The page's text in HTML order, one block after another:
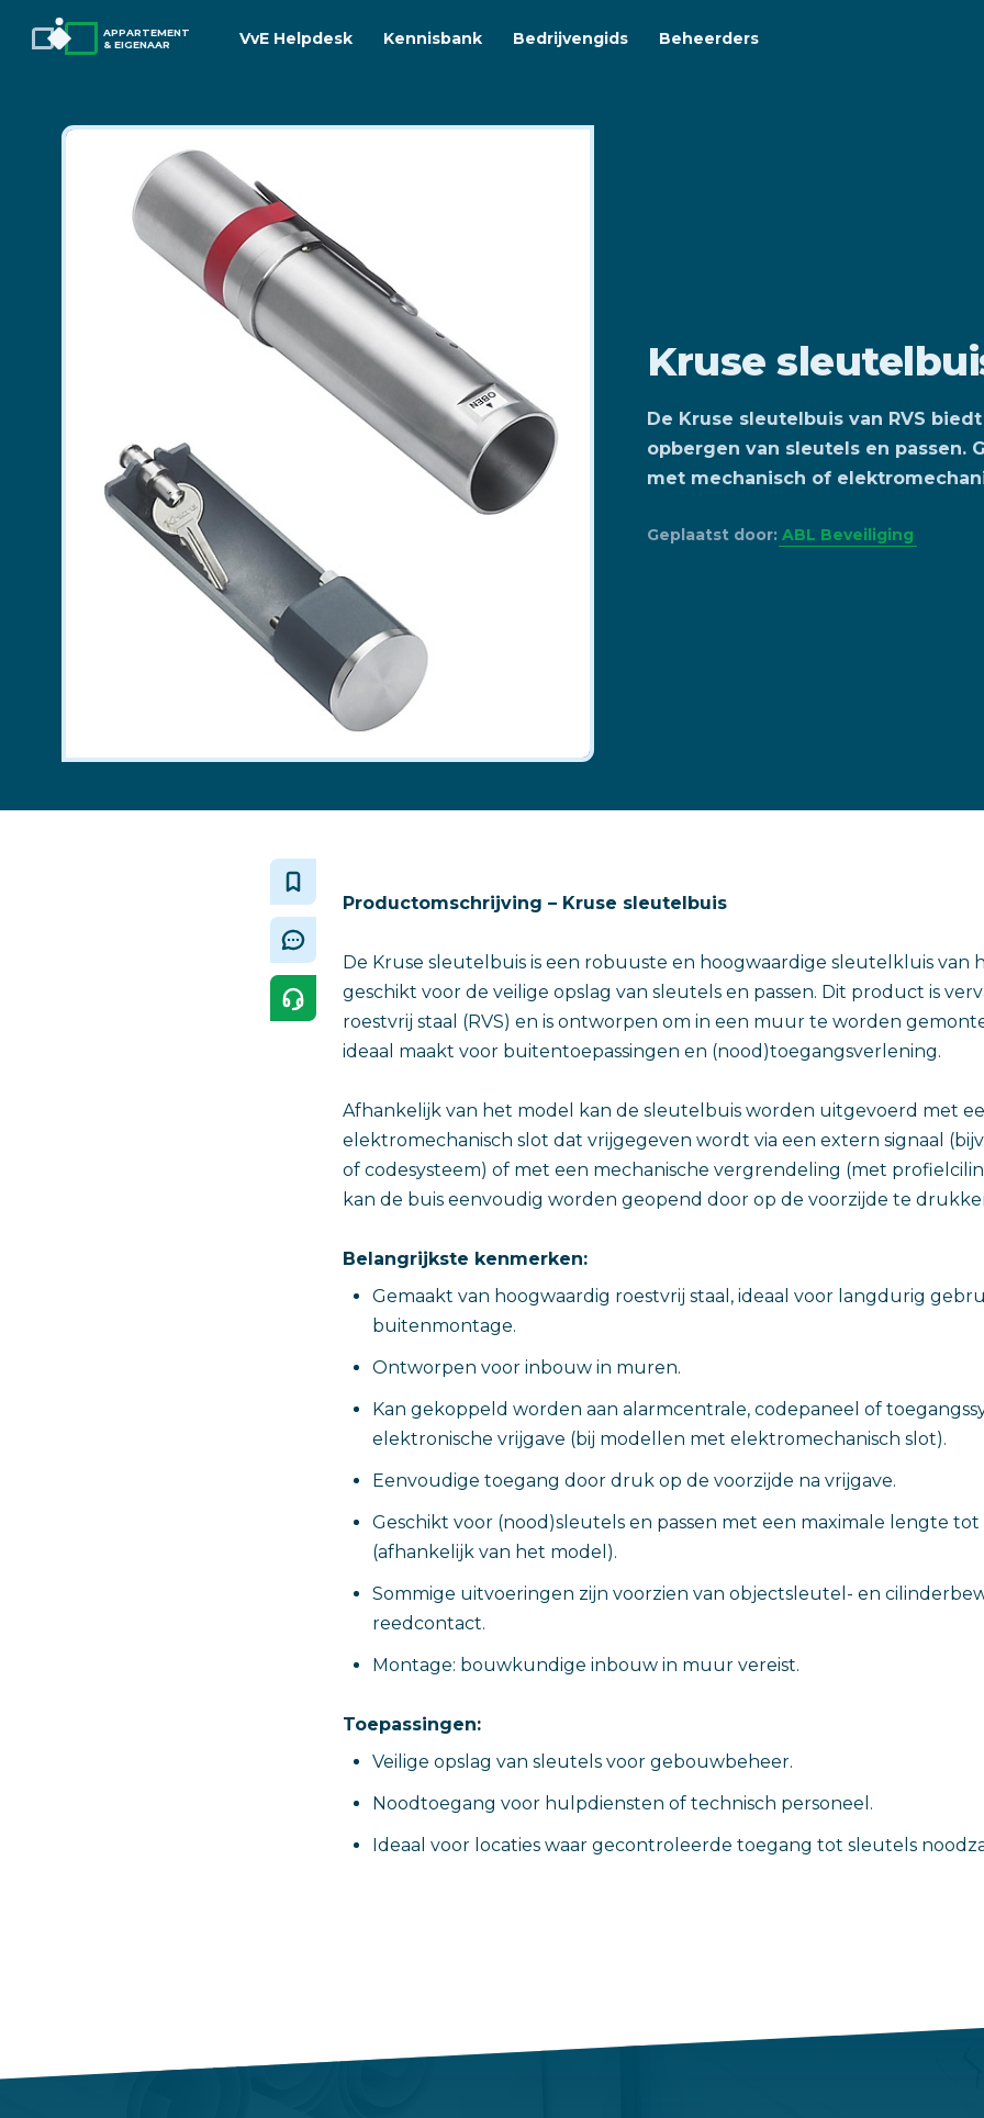
APPARTEMENT
& EIGENAAR
VvE Helpdesk Kennisbank Bedrijvengids Beheerders
Kruse
De Kruse sleutelbuis van RVS
opbergen van sleutels en passen.
met mechanisch of
Geplaatst door:ABL Beveiliging
Productomschrijving – Kruse sleutelbuis
De Kruse sleutelbuis is een robuuste en hoogwaardige sleutelkluis van
geschikt voor de veilige opslag van sleutels en passen. Dit product is
roestvrij staal (RVS) en is ontworpen om in een muur te worden
ideaal maakt voor buitentoepassingen en (nood)toegangsverlening.
Afhankelijk van het model kan de sleutelbuis worden uitgevoerd met
elektromechanisch slot dat vrijgegeven wordt via een extern signaal
of codesysteem) of met een mechanische vergrendeling (met
kan de buis eenvoudig worden geopend door op de voorzijde te
Belangrijkste kenmerken:
Gemaakt van hoogwaardig roestvrij staal, ideaal voor langdurig
buitenmontage.
Ontworpen voor inbouw in muren.
Kan gekoppeld worden aan alarmcentrale, codepaneel of
elektronische vrijgave (bij modellen met elektromechanisch slot).
Eenvoudige toegang door druk op de voorzijde na vrijgave.
Geschikt voor (nood)sleutels en passen met een maximale lengte tot
(afhankelijk van het model).
Sommige uitvoeringen zijn voorzien van objectsleutel- en
reedcontact.
Montage: bouwkundige inbouw in muur vereist.
Toepassingen:
Veilige opslag van sleutels voor gebouwbeheer.
Noodtoegang voor hulpdiensten of technisch personeel.
Ideaal voor locaties waar gecontroleerde toegang tot sleutels